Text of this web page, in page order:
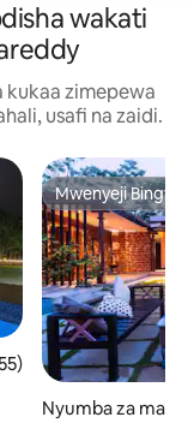
wakati
kukaa zimepewa
usafi na zaidi.
wa wastani wa 4.98
Mwenyeji Bingwa
Mwenyeji Bingwa
Nyumba za